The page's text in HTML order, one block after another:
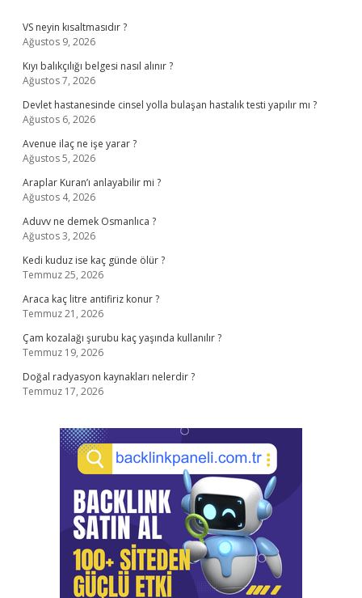
VS neyin kısaltmasıdır ?
Ağustos 9, 2026
Kıyı balıkçılığı belgesi nasıl alınır ?
Ağustos 7, 2026
Devlet hastanesinde cinsel yolla bulaşan hastalık testi yapılır mı ?
Ağustos 6, 2026
Avenue ilaç ne işe yarar ?
Ağustos 5, 2026
Araplar Kuran’ı anlayabilir mi ?
Ağustos 4, 2026
Aduvv ne demek Osmanlıca ?
Ağustos 3, 2026
Kedi kuduz ise kaç günde ölür ?
Temmuz 25, 2026
Araca kaç litre antifiriz konur ?
Temmuz 21, 2026
Çam kozalağı şurubu kaç yaşında kullanılır ?
Temmuz 19, 2026
Doğal radyasyon kaynakları nelerdir ?
Temmuz 17, 2026